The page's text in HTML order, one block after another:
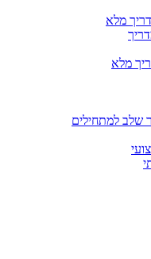
מלא
מלא
למתחילים